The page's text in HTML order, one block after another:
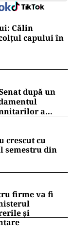
Călin
capului în
după un
a
crescut cu
semestru din
firme va fi
și